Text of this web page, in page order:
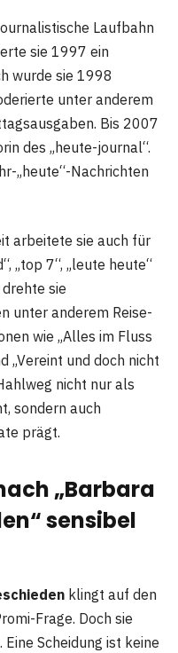
Laufbahn
sie 1997 ein
wurde sie 1998
unter anderem
Bis 2007
des „heute-journal“.
„heute“-Nachrichten
arbeitete sie auch für
„top 7“, „leute heute“
drehte sie
unter anderem Reise-
wie „Alles im Fluss
„Vereint und doch nicht
nicht nur als
sondern auch
prägt.
„Barbara
sensibel
klingt auf den
Frage. Doch sie
Scheidung ist keine